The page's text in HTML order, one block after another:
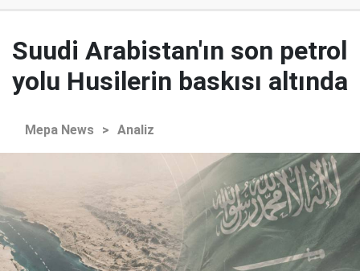
Suudi Arabistan'ın son petrol
yolu Husilerin baskısı altında
Mepa News > Analiz